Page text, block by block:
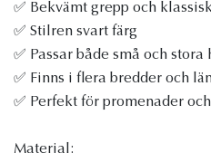
✅ Bekvämt grepp och
✅ Stilren svart färg
✅ Passar både små och stora
✅ Finns i flera bredder och
✅ Perfekt för promenader
Material: